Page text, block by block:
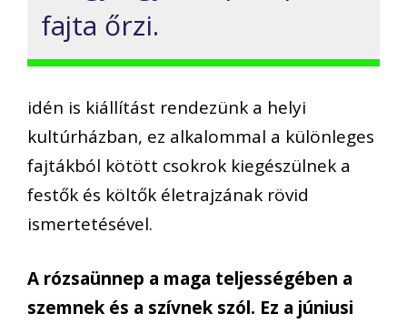
fajta őrzi.
idén is kiállítást rendezünk a helyi
kultúrházban, ez alkalommal a különleges
fajtákból kötött csokrok kiegészülnek a
festők és költők életrajzának rövid
ismertetésével.
A rózsaünnep a maga teljességében a
szemnek és a szívnek szól. Ez a júniusi